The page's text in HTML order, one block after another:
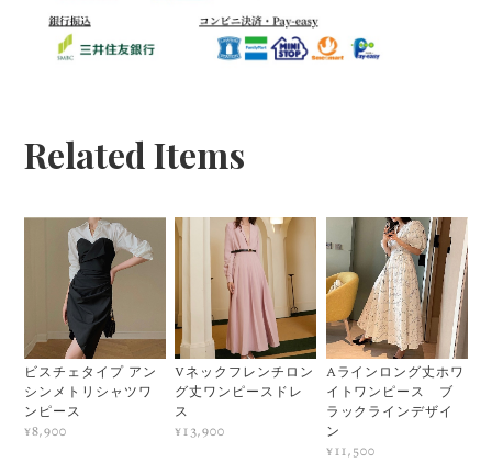
Related Items
ビスチェタイプ アン
シンメトリシャツワ
ンピース
¥8,900
Vネックフレンチロン
グ丈ワンピースドレ
ス
¥13,900
Aラインロング丈ホワ
イトワンピース ブ
ラックラインデザイ
ン
¥11,500